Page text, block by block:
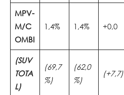
MPV-
M/C
OMBI
1,4% 1,4% +0,0
(SUV
TOTA
L)
(69,7
%)
(62,0
%)
(+7,7)